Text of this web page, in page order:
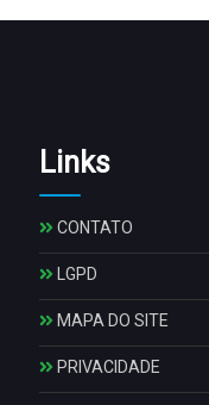
Links
CONTATO
LGPD
MAPA DO SITE
PRIVACIDADE